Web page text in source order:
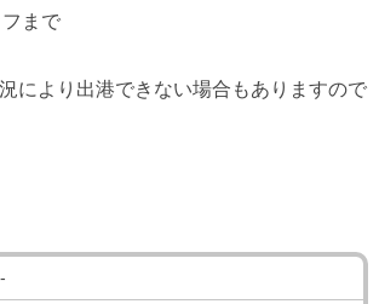
まで
により出港できない場合もありますので
-